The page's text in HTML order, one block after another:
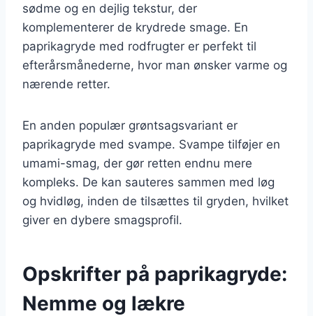
sødme og en dejlig tekstur, der
komplementerer de krydrede smage. En
paprikagryde med rodfrugter er perfekt til
efterårsmånederne, hvor man ønsker varme og
nærende retter.
En anden populær grøntsagsvariant er
paprikagryde med svampe. Svampe tilføjer en
umami-smag, der gør retten endnu mere
kompleks. De kan sauteres sammen med løg
og hvidløg, inden de tilsættes til gryden, hvilket
giver en dybere smagsprofil.
Opskrifter på paprikagryde:
Nemme og lækre